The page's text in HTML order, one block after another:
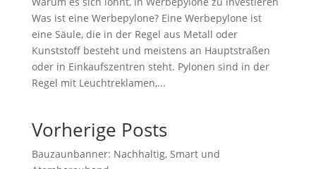
Was ist eine Werbepylone? Eine Werbepylone ist
eine Säule, die in der Regel aus Metall oder
Kunststoff besteht und meistens an Hauptstraßen
oder in Einkaufszentren steht. Pylonen sind in der
Regel mit Leuchtreklamen,...
Vorherige Posts
Bauzaunbanner: Nachhaltig, Smart und